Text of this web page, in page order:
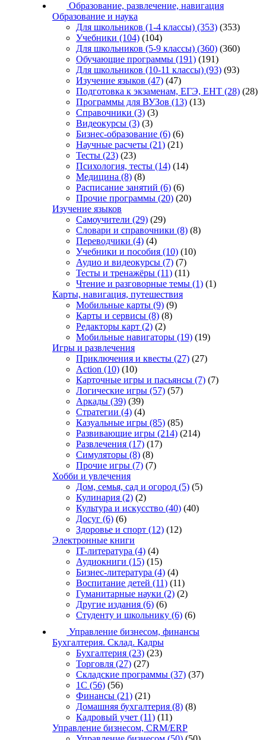
Образование, развлечение, навигация
Образование и наука
Для школьников (1-4 классы) (353) (353)
Учебники (104) (104)
Для школьников (5-9 классы) (360) (360)
Обучающие программы (191) (191)
Для школьников (10-11 классы) (93) (93)
Изучение языков (47) (47)
Подготовка к экзаменам, ЕГЭ, ЕНТ (28) (28)
Программы для ВУЗов (13) (13)
Справочники (3) (3)
Видеокурсы (3) (3)
Бизнес-образование (6) (6)
Научные расчеты (21) (21)
Тесты (23) (23)
Психология, тесты (14) (14)
Медицина (8) (8)
Расписание занятий (6) (6)
Прочие программы (20) (20)
Изучение языков
Самоучители (29) (29)
Словари и справочники (8) (8)
Переводчики (4) (4)
Учебники и пособия (10) (10)
Аудио и видеокурсы (7) (7)
Тесты и тренажёры (11) (11)
Чтение и разговорные темы (1) (1)
Карты, навигация, путешествия
Мобильные карты (9) (9)
Карты и сервисы (8) (8)
Редакторы карт (2) (2)
Мобильные навигаторы (19) (19)
Игры и развлечения
Приключения и квесты (27) (27)
Action (10) (10)
Карточные игры и пасьянсы (7) (7)
Логические игры (57) (57)
Аркады (39) (39)
Стратегии (4) (4)
Казуальные игры (85) (85)
Развивающие игры (214) (214)
Развлечения (17) (17)
Симуляторы (8) (8)
Прочие игры (7) (7)
Хобби и увлечения
Дом, семья, сад и огород (5) (5)
Кулинария (2) (2)
Культура и искусство (40) (40)
Досуг (6) (6)
Здоровье и спорт (12) (12)
Электронные книги
IT-литература (4) (4)
Аудиокниги (15) (15)
Бизнес-литература (4) (4)
Воспитание детей (11) (11)
Гуманитарные науки (2) (2)
Другие издания (6) (6)
Студенту и школьнику (6) (6)
Управление бизнесом, финансы
Бухгалтерия. Склад. Кадры
Бухгалтерия (23) (23)
Торговля (27) (27)
Складские программы (37) (37)
1С (56) (56)
Финансы (21) (21)
Домашняя бухгалтерия (8) (8)
Кадровый учет (11) (11)
Управление бизнесом, CRM/ERP